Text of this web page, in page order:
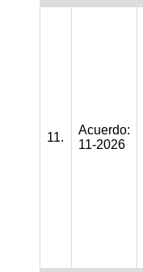
11.
Acuerdo:
11-2026